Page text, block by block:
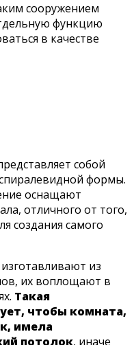
сооружением
функцию
в качестве
собой
формы.
оснащают
отличного от того,
создания самого
из
их воплощают в
Такая
чтобы комната,
имела
потолок, иначе